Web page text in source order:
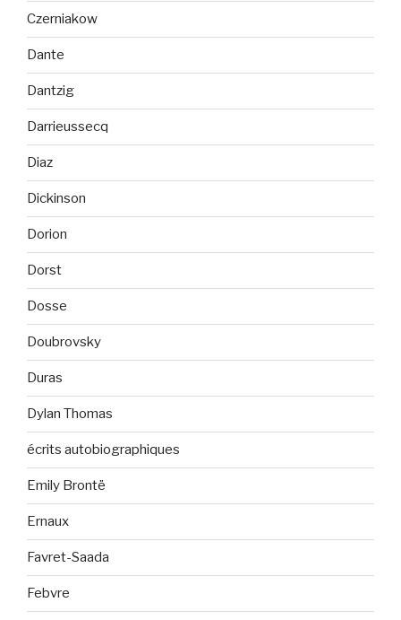
Czerniakow
Dante
Dantzig
Darrieussecq
Diaz
Dickinson
Dorion
Dorst
Dosse
Doubrovsky
Duras
Dylan Thomas
écrits autobiographiques
Emily Brontë
Ernaux
Favret-Saada
Febvre